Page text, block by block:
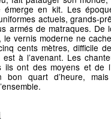
en kit. Les
actuels, grands-
armés de matraques. De
le vernis moderne ne
cents mètres, difficile
est à l’avenant. Les
ils ont des moyens et de
bon quart d’heure,